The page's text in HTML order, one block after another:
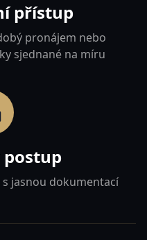
přístup
pronájem nebo
sjednané na míru
postup
jasnou dokumentací